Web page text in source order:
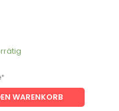
WARENKORB